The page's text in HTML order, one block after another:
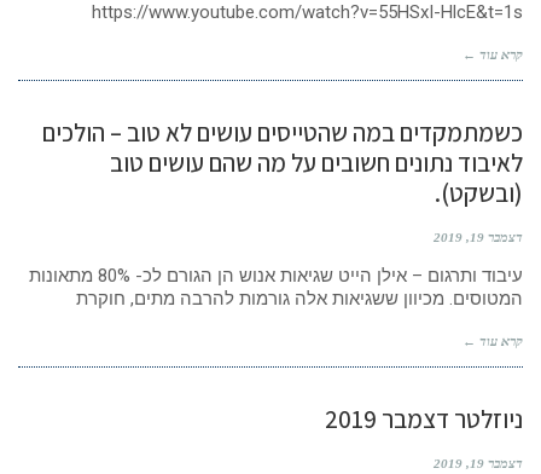
https://www.youtube.com/watch?v=55HSxI-HlcE&t=1s
קרא עוד ←
כשמתמקדים במה שהטייסים עושים לא טוב – הולכים
לאיבוד נתונים חשובים על מה שהם עושים טוב
(ובשקט).
דצמבר 19, 2019
עיבוד ותרגום – אילן הייט שגיאות אנוש הן הגורם לכ- 80% מתאונות
המטוסים. מכיוון ששגיאות אלה גורמות להרבה מתים, חוקרת
קרא עוד ←
ניוזלטר דצמבר 2019
דצמבר 19, 2019